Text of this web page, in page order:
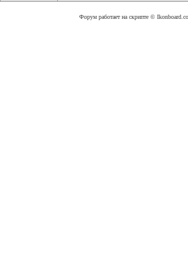
Форум работает на скрипте ©